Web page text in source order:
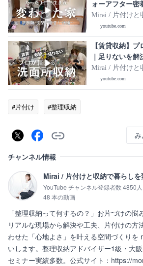
ォーアフター密
場・後編
Mirai / 片付けと
る。youtube.com
【賃貸収納】
｜足りないを
Mirai / 片付けと
る。youtube.com
#片付け #整理収納
み
チャンネル情報
Mirai / 片付けと収納で暮らしを
YouTube チャンネル登録者数 4850人
48 本の動画
「整理収納って何するの？」お片づけの
リアルな現場から解決や工夫、片付けの方
わせた「心地よさ」を叶える空間づくりを
いします。整理収納アドバイザー1級・大
セミナー実績多数。公式サイト：https://